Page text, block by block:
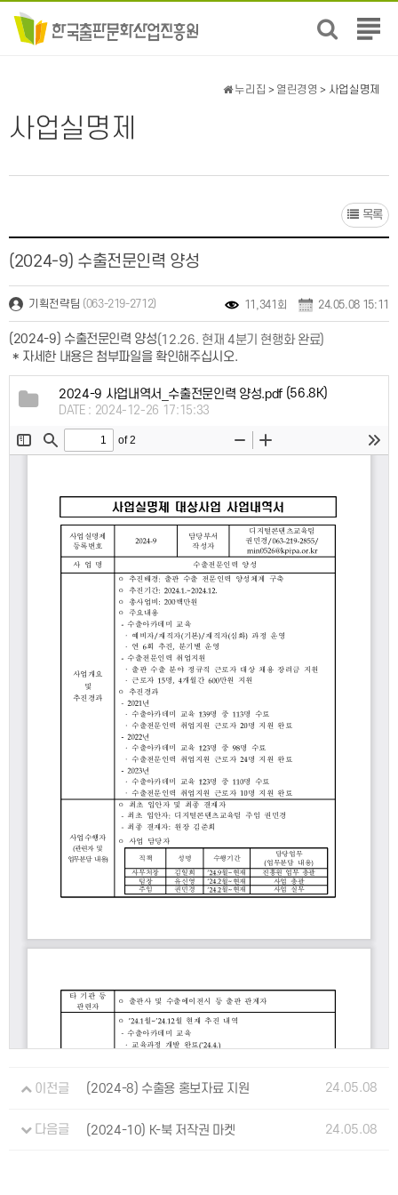
전
뉴
사업실명제
누리집 > 열린경영 > 사업실명제
목록
(2024-9) 수출전문인력 양성
기획전략팀 (063-219-2712) 11,341회 24.05.08 15:11
(2024-9) 수출전문인력 양성(12.26. 현재 4분기 현행화 완료)
* 자세한 내용은 첨부파일을 확인해주십시오.
2024-9 사업내역서_수출전문인력 양성.pdf(56.8K)
DATE : 2024-12-26 17:15:33
이전글 (2024-8) 수출용 홍보자료 지원 24.05.08
다음글 (2024-10) K-북 저작권 마켓 24.05.08